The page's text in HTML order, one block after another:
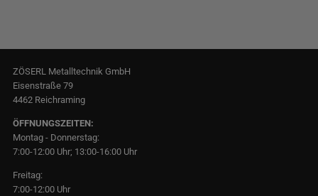
ZÖSERL Metalltechnik GmbH
Eisenstraße 79
4462 Reichraming
ÖFFNUNGSZEITEN:
Montag - Donnerstag:
7:00-12:00 Uhr; 13:00-16:00 Uhr
Freitag:
7:00-12:00 Uhr